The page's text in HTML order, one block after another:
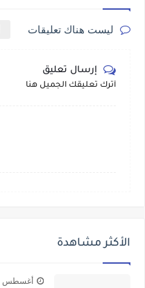
ليست هناك تعليقات
إرسال تعليق
أترك تعليقك الجميل هنا
الأكثر مشاهدة
أغسطس 16, 2022